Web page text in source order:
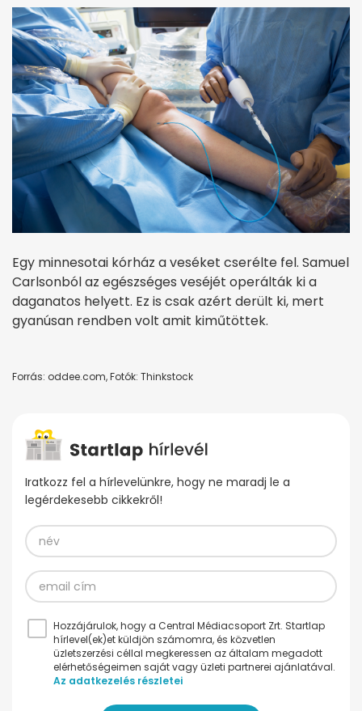
Egy minnesotai kórház a veséket cserélte fel. Samuel
Carlsonból az egészséges veséjét operálták ki a
daganatos helyett. Ez is csak azért derült ki, mert
gyanúsan rendben volt amit kiműtöttek.
Forrás: oddee.com, Fotók: Thinkstock
Iratkozz fel a hírlevelünkre, hogy ne maradj le a
legérdekesebb cikkekről!
Hozzájárulok, hogy a Central Médiacsoport Zrt. Startlap
hírlevel(ek)et küldjön számomra, és közvetlen
üzletszerzési céllal megkeressen az általam megadott
elérhetőségeimen saját vagy üzleti partnerei ajánlatával.
Az adatkezelés részletei